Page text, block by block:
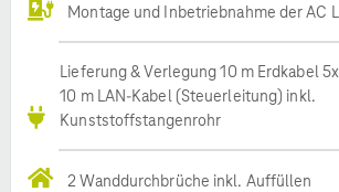
Montage und Inbetriebnahme der AC
Lieferung & Verlegung 10 m Erdkabel
10 m LAN-Kabel (Steuerleitung) inkl.
Kunststoffstangenrohr
2 Wanddurchbrüche inkl. Auffüllen